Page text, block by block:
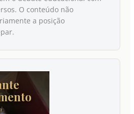
O conteúdo não
a posição